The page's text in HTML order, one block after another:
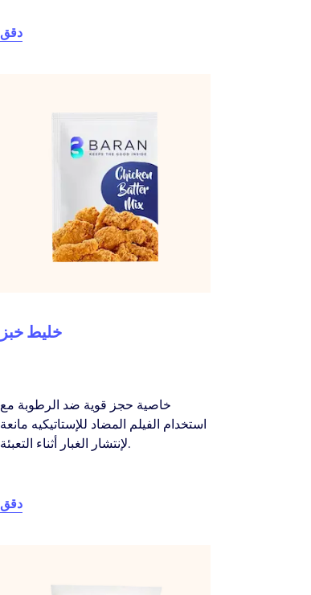
دقق
خليط خبز
خاصية حجز قوية ضد الرطوبة مع
استخدام الفيلم المضاد للإستاتيكيه مانعة
لإنتشار الغبار أثناء التعبئة.
دقق